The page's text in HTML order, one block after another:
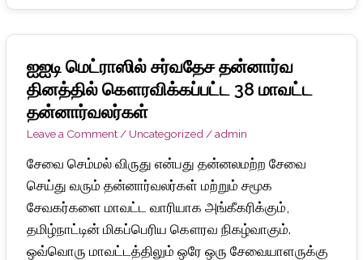
ஐஐடி மெட்ராஸில் சர்வதேச தன்னார்வ
தினத்தில் கௌரவிக்கப்பட்ட 38 மாவட்ட
தன்னார்வலர்கள்
Leave a Comment / Uncategorized /admin
சேவை செம்மல் விருது என்பது தன்னலமற்ற சேவை
செய்து வரும் தன்னார்வலர்கள் மற்றும் சமூக
சேவகர்களை மாவட்ட வாரியாக அங்கீகரிக்கும்,
தமிழ்நாட்டின் மிகப்பெரிய கௌரவ நிகழ்வாகும்.
ஒவ்வொரு மாவட்டத்திலும் ஒரே ஒரு சேவையாளருக்கு
ஐஐடி
மெட்ராஸில்
சர்வதேச
தன்னார்வ
கௌரவிக்கப்பட்ட
38
மாவட்ட
தன்னார்வலர்கள்